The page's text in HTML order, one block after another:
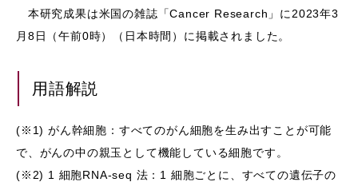
本研究成果は⽶国の雑誌「Cancer Research」に2023年3
⽉8⽇（午前0時）（⽇本時間）に掲載されました。
用語解説
(※1) がん幹細胞：すべてのがん細胞を⽣み出すことが可能
で、がんの中の親⽟として機能している細胞です。
(※2) 1 細胞RNA-seq 法：1 細胞ごとに、すべての遺伝⼦の